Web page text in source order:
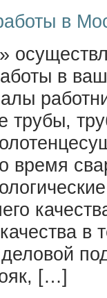
в
в
трубы,
время
в
[…]